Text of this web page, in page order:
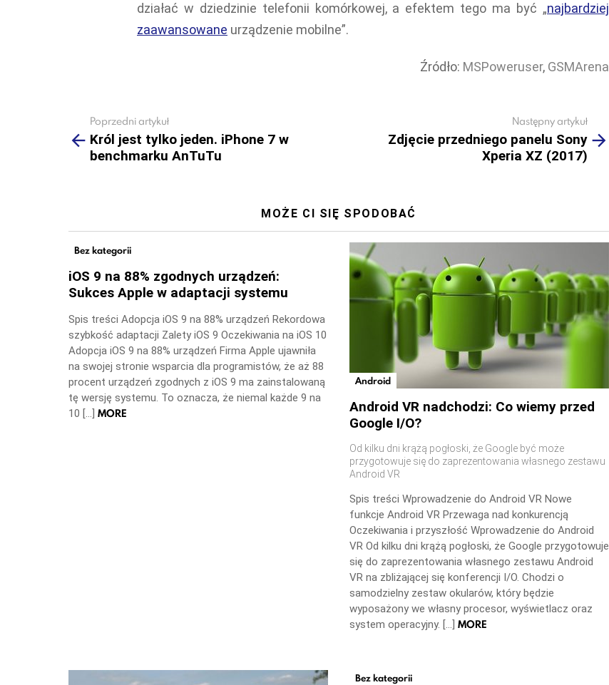
działać w dziedzinie telefonii komórkowej, a efektem tego ma być „najbardziej
zaawansowane urządzenie mobilne”.
Źródło: MSPoweruser, GSMArena
more
Poprzedni artykuł
Król jest tylko jeden. iPhone 7 w
benchmarku AnTuTu
Następny artykuł
Zdjęcie przedniego panelu Sony
Xperia XZ (2017)
MOŻE CI SIĘ SPODOBAĆ
Bez kategorii
iOS 9 na 88% zgodnych urządzeń:
Sukces Apple w adaptacji systemu
Spis treści Adopcja iOS 9 na 88% urządzeń Rekordowa
szybkość adaptacji Zalety iOS 9 Oczekiwania na iOS 10
Adopcja iOS 9 na 88% urządzeń Firma Apple ujawniła
na swojej stronie wsparcia dla programistów, że aż 88
procent urządzeń zgodnych z iOS 9 ma zainstalowaną
tę wersję systemu. To oznacza, że niemal każde 9 na
10 […] MORE
Android
Android VR nadchodzi: Co wiemy przed
Google I/O?
Od kilku dni krążą pogłoski, że Google być może
przygotowuje się do zaprezentowania własnego zestawu
Android VR
Spis treści Wprowadzenie do Android VR Nowe
funkcje Android VR Przewaga nad konkurencją
Oczekiwania i przyszłość Wprowadzenie do Android
VR Od kilku dni krążą pogłoski, że Google przygotowuje
się do zaprezentowania własnego zestawu Android
VR na zbliżającej się konferencji I/O. Chodzi o
samodzielny zestaw okularów, który będzie
wyposażony we własny procesor, wyświetlacz oraz
system operacyjny. […] MORE
Bez kategorii